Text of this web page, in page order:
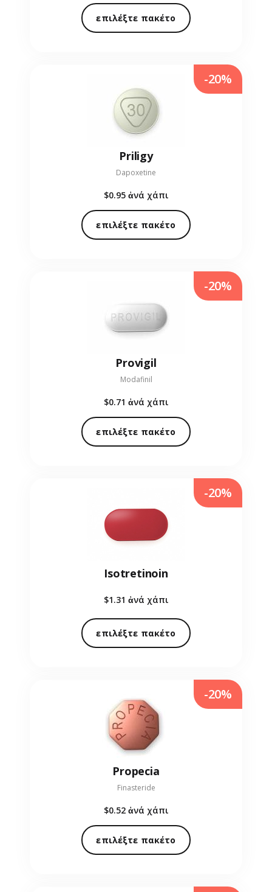
επιλέξτε πακέτο
Priligy
Dapoxetine
$0.95 ἀνά χάπι
επιλέξτε πακέτο
-20%
Provigil
Modafinil
$0.71 ἀνά χάπι
επιλέξτε πακέτο
-20%
Isotretinoin
$1.31 ἀνά χάπι
επιλέξτε πακέτο
-20%
Propecia
Finasteride
$0.52 ἀνά χάπι
επιλέξτε πακέτο
-20%